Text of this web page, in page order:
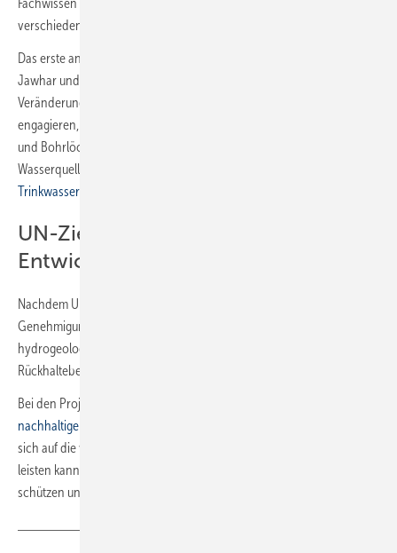
Fachwissen im Bereich Wasser und Abwasser einbringen und so
verschiedene Projekte vor Ort unterstützen.
Das erste anstehende Projekt wird den wasserarmen Gemeinden von
Jawhar und Mokhada im Staat Maharashtra nachhaltige
Veränderungen. Hier wird sich Uponor in bestimmten Bereichen
engagieren, etwa beim Bau und der Reparatur von Dämmen, Brunnen
und Bohrlöchern sowie bei der Erschließung zusätzlicher
Wasserquellen zur Verbesserung der Gesundheit und der
Trinkwasserhygiene
UN-Ziele für nachhaltige
Entwicklung
Nachdem Uponor und die Raah Foundation bereits die behördliche
Genehmigung erhalten haben, konnten die ersten Arbeiten zur
hydrogeologischen Analyse des Geländes und zum Bau eines ersten
Rückhaltebeckens im Februar 2022 beginnen.
Bei den Projekten orientiert man sich an den
nachhaltige Entwicklung der Vereinten Nationen
sich auf die vier Ziele, zu denen das Unternehmen einen Beitrag
leisten kann: Handeln für das Klima, Menschen schätzen, Ressourcen
schützen und wiederverwenden sowie Wasser einsparen. ■